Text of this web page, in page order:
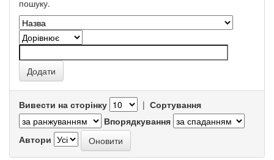
пошуку.
Вивести на сторінку | Сортування
Впорядкування
Автори